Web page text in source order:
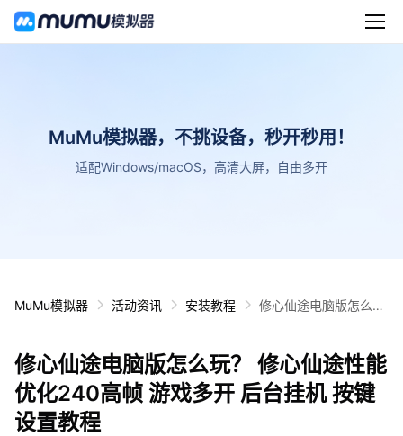
MuMu模拟器，不挑设备，秒开秒用！
适配Windows/macOS，高清大屏，自由多开
MuMu模拟器 活动资讯 安装教程
修心仙途电脑版怎么
台挂机 按键设置教程
修心仙途电脑版怎么玩？ 修心仙途性能
优化240高帧 游戏多开 后台挂机 按键
设置教程